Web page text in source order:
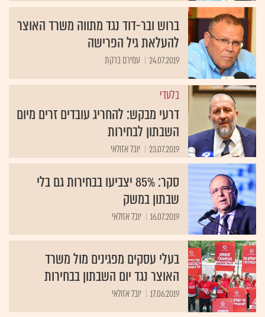
ברוש ובר-דוד נגד מתווה משרד האוצר
להעלאת גיל הפרישה
24.07.2019 עמירם ברקת
בלעדי
דרעי מבקש: להחריג עובדים זרים מיום
השבתון לבחירות
23.07.2019 יובל אזולאי
סקר: 85% יצביעו בבחירות גם בלי
שבתון במשק
16.07.2019 יובל אזולאי
בעלי עסקים מפגינים מול משרד
האוצר נגד יום השבתון בבחירות
17.06.2019 יובל אזולאי